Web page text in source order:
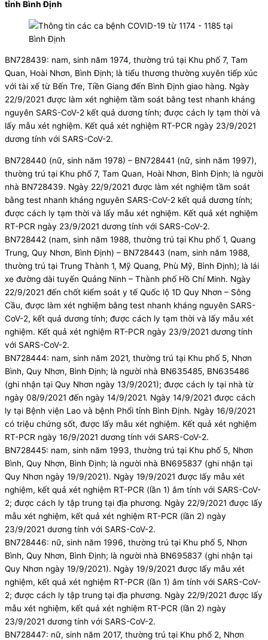
tỉnh Bình Định
BN728439: nam, sinh năm 1974, thường trú tại Khu phố 7, Tam
Quan, Hoài Nhơn, Bình Định; là tiểu thương thường xuyên tiếp xúc
với tài xế từ Bến Tre, Tiền Giang đến Bình Định giao hàng. Ngày
22/9/2021 được làm xét nghiệm tầm soát bằng test nhanh kháng
nguyên SARS-CoV-2 kết quả dương tính; được cách ly tạm thời và
lấy mẫu xét nghiệm. Kết quả xét nghiệm RT-PCR ngày 23/9/2021
dương tính với SARS-CoV-2.
BN728440 (nữ, sinh năm 1978) – BN728441 (nữ, sinh năm 1997),
thường trú tại Khu phố 7, Tam Quan, Hoài Nhơn, Bình Định; là người
nhà BN728439. Ngày 22/9/2021 được làm xét nghiệm tầm soát
bằng test nhanh kháng nguyên SARS-CoV-2 kết quả dương tính;
được cách ly tạm thời và lấy mẫu xét nghiệm. Kết quả xét nghiệm
RT-PCR ngày 23/9/2021 dương tính với SARS-CoV-2.
BN728442 (nam, sinh năm 1988, thường trú tại Khu phố 1, Quang
Trung, Quy Nhơn, Bình Định) – BN728443 (nam, sinh năm 1988,
thường trú tại Trung Thành 1, Mỹ Quang, Phù Mỹ, Bình Định); là lái
xe đường dài tuyến Quảng Ninh – Thành phố Hồ Chí Minh. Ngày
22/9/2021 đến chốt kiểm soát y tế Quốc lộ 1D Quy Nhơn – Sông
Cầu, được làm xét nghiệm bằng test nhanh kháng nguyên SARS-
CoV-2, kết quả dương tính; được cách ly tạm thời và lấy mẫu xét
nghiệm. Kết quả xét nghiệm RT-PCR ngày 23/9/2021 dương tính
với SARS-CoV-2.
BN728444: nam, sinh năm 2021, thường trú tại Khu phố 5, Nhơn
Bình, Quy Nhơn, Bình Định; là người nhà BN635485, BN635486
(ghi nhận tại Quy Nhơn ngày 13/9/2021); được cách ly tại nhà từ
ngày 08/9/2021 đến ngày 14/9/2021. Ngày 14/9/2021 được cách
ly tại Bệnh viện Lao và bệnh Phổi tỉnh Bình Định. Ngày 16/9/2021
có triệu chứng sốt, được lấy mẫu xét nghiệm. Kết quả xét nghiệm
RT-PCR ngày 16/9/2021 dương tính với SARS-CoV-2.
BN728445: nam, sinh năm 1993, thường trú tại Khu phố 5, Nhơn
Bình, Quy Nhơn, Bình Định; là người nhà BN695837 (ghi nhận tại
Quy Nhơn ngày 19/9/2021). Ngày 19/9/2021 được lấy mẫu xét
nghiệm, kết quả xét nghiệm RT-PCR (lần 1) âm tính với SARS-CoV-
2; được cách ly tập trung tại địa phương. Ngày 22/9/2021 được lấy
mẫu xét nghiệm, kết quả xét nghiệm RT-PCR (lần 2) ngày
23/9/2021 dương tính với SARS-CoV-2.
BN728446: nữ, sinh năm 1996, thường trú tại Khu phố 5, Nhơn
Bình, Quy Nhơn, Bình Định; là người nhà BN695837 (ghi nhận tại
Quy Nhơn ngày 19/9/2021). Ngày 19/9/2021 được lấy mẫu xét
nghiệm, kết quả xét nghiệm RT-PCR (lần 1) âm tính với SARS-CoV-
2; được cách ly tập trung tại địa phương. Ngày 22/9/2021 được lấy
mẫu xét nghiệm, kết quả xét nghiệm RT-PCR (lần 2) ngày
23/9/2021 dương tính với SARS-CoV-2.
BN728447: nữ, sinh năm 2017, thường trú tại Khu phố 2, Nhơn